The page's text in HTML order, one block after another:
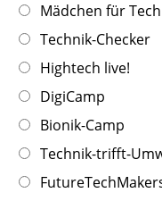
Mädchen für
Technik-Checker
Hightech live!
DigiCamp
Bionik-Camp
Technik-trifft-